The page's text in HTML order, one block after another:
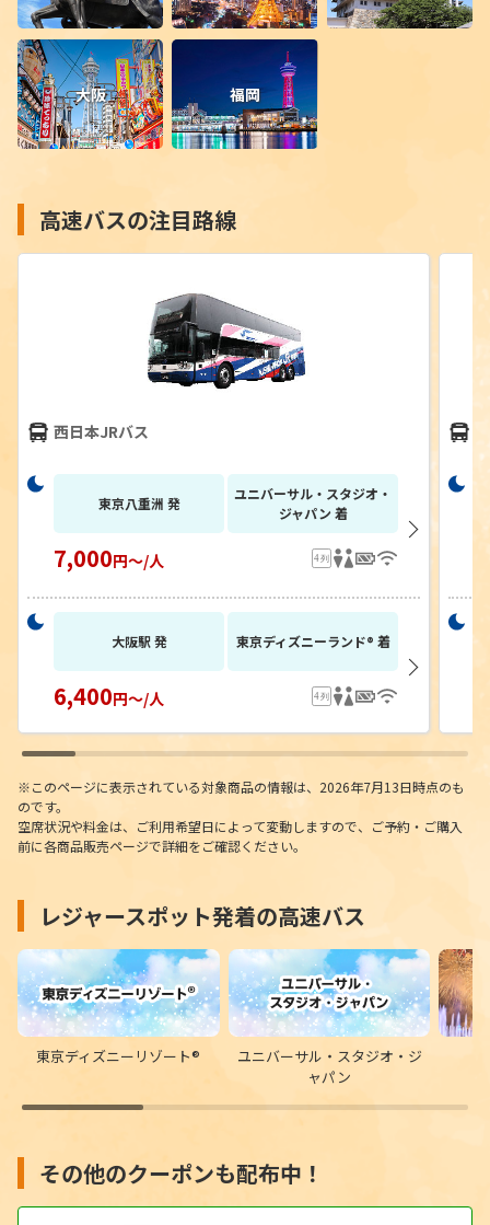
大阪 福岡
高速バスの注目路線
西日本JRバス
東京八重洲 発
ユニバーサル・スタジオ・
ジャパン 着
7,000円～/人
大阪駅 発 東京ディズニーランド® 着
6,400円～/人
※このページに表示されている対象商品の情報は、2026年7月13日時点のも
のです。
空席状況や料金は、ご利用希望日によって変動しますので、ご予約・ご購入
前に各商品販売ページで詳細をご確認ください。
レジャースポット発着の高速バス
東京ディズニーリゾート®
ユニバーサル・スタジオ・ジ
ャパン
その他のクーポンも配布中！